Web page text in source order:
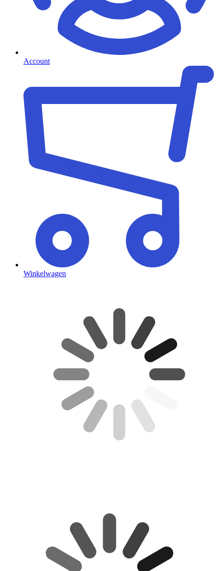
Account
Winkelwagen